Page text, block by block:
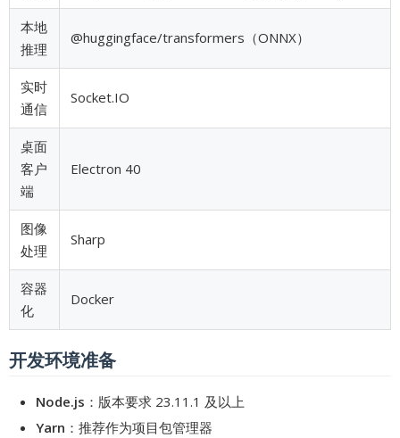
本地
推理
@huggingface/transformers（ONNX）
实时
通信
Socket.IO
桌面
客户
端
Electron 40
图像
处理
Sharp
容器
化
Docker
开发环境准备
Node.js ：版本要求 23.11.1 及以上
Yarn ：推荐作为项目包管理器